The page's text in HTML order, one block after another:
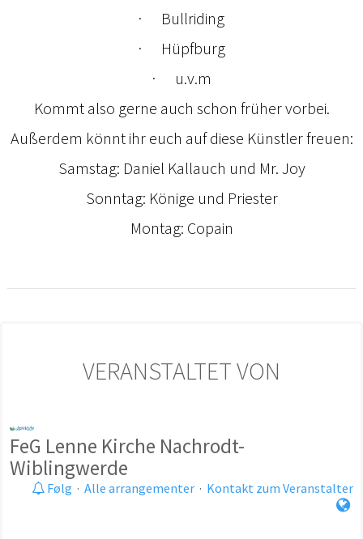
· Bullriding
· Hüpfburg
· u.v.m
Kommt also gerne auch schon früher vorbei.
Außerdem könnt ihr euch auf diese Künstler freuen:
Samstag: Daniel Kallauch und Mr. Joy
Sonntag: Könige und Priester
Montag: Copain
VERANSTALTET VON
FeG Lenne Kirche Nachrodt-
Wiblingwerde
Følg · Alle arrangementer · Kontakt zum Veranstalter